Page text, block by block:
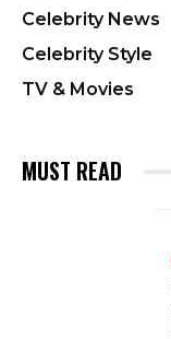
Celebrity News
Celebrity Style
TV & Movies
MUST READ